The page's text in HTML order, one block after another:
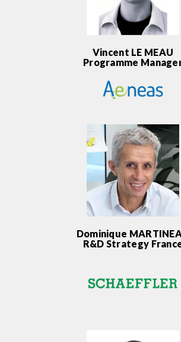
Vincent LE MEAU
Programme
Dominique
R&D Strategy